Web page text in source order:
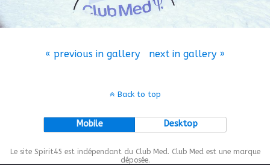
« previous in gallery next in gallery »
Back to top
Mobile Desktop
Le site Spirit45 est indépendant du Club Med. Club Med est une marque
déposée.